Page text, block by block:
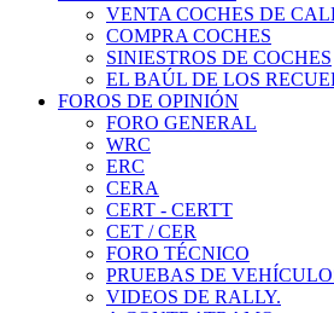
COMPRA COCHES
SINIESTROS DE COCHES
EL BAÚL DE LOS
FOROS DE OPINIÓN
FORO GENERAL
WRC
ERC
CERA
CERT - CERTT
CET / CER
FORO TÉCNICO
PRUEBAS DE
VIDEOS DE RALLY.
A CONTRATRAMO